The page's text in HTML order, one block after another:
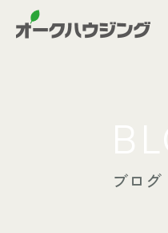
LINE UPブログ